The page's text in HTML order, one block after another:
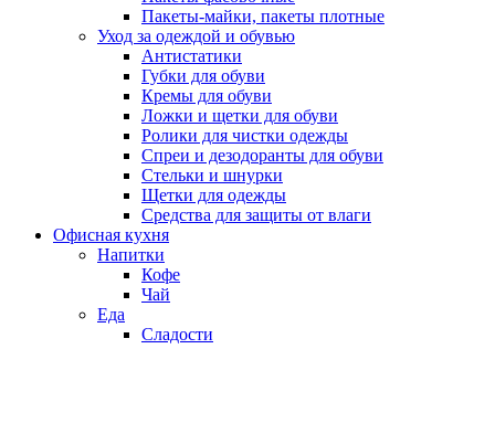
Пакеты-майки, пакеты плотные
Уход за одеждой и обувью
Антистатики
Губки для обуви
Кремы для обуви
Ложки и щетки для обуви
Ролики для чистки одежды
Спреи и дезодоранты для обуви
Стельки и шнурки
Щетки для одежды
Средства для защиты от влаги
Офисная кухня
Напитки
Кофе
Чай
Еда
Сладости